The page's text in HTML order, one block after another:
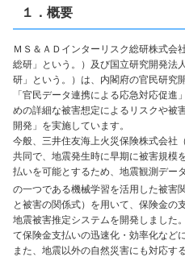
１．概要
ＭＳ＆ＡＤインターリスク総研株式会
総研」という。）及び国立研究開発法
研」という。）は、内閣府の官民研究
「官民データ連携による応急対応促
めの詳細な被害想定によるリスクや被
開発」を実施しています。
今般、三井住友海上火災保険株式会社
共同で、地震発生時に早期に被害規模
払いを可能とするため、地震観測デー
の一つである機械学習を活用した被害
と被害の関係式）を用いて、保険金の
地震被害推定システムを開発しました
て保険金支払いの迅速化・効率化など
また、地震以外の自然災害にも対応す